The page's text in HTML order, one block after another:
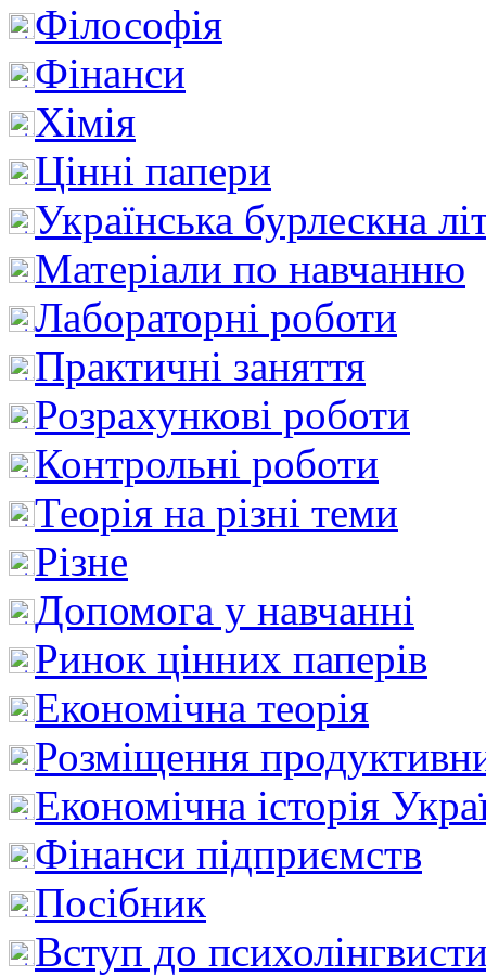
Філософія
Фінанси
Хімія
Цінні папери
Українська бурлескна
Матеріали по навчанню
Лабораторні роботи
Практичні заняття
Розрахункові роботи
Контрольні роботи
Теорія на різні теми
Різне
Допомога у навчанні
Ринок цінних паперів
Економічна теорія
Розміщення
Економічна історія
Фінанси підприємств
Посібник
Вступ до